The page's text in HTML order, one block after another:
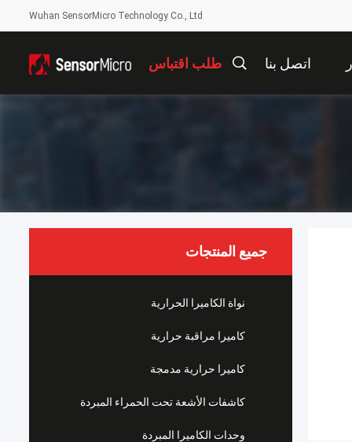
Wuhan SensorMicro Technology Co., Ltd
اتصل بنا طلب اقتباس
جميع المنتجات
نواة الكاميرا الحرارية
كاميرا مراقبة حرارية
كاميرا حرارية مدمجة
كاشفات الأشعة تحت الحمراء المبردة
وحدات الكاميرا المبردة